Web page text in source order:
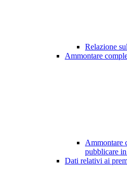
Relazione
Ammontare
Ammontare
pubblicare
Dati relativi ai